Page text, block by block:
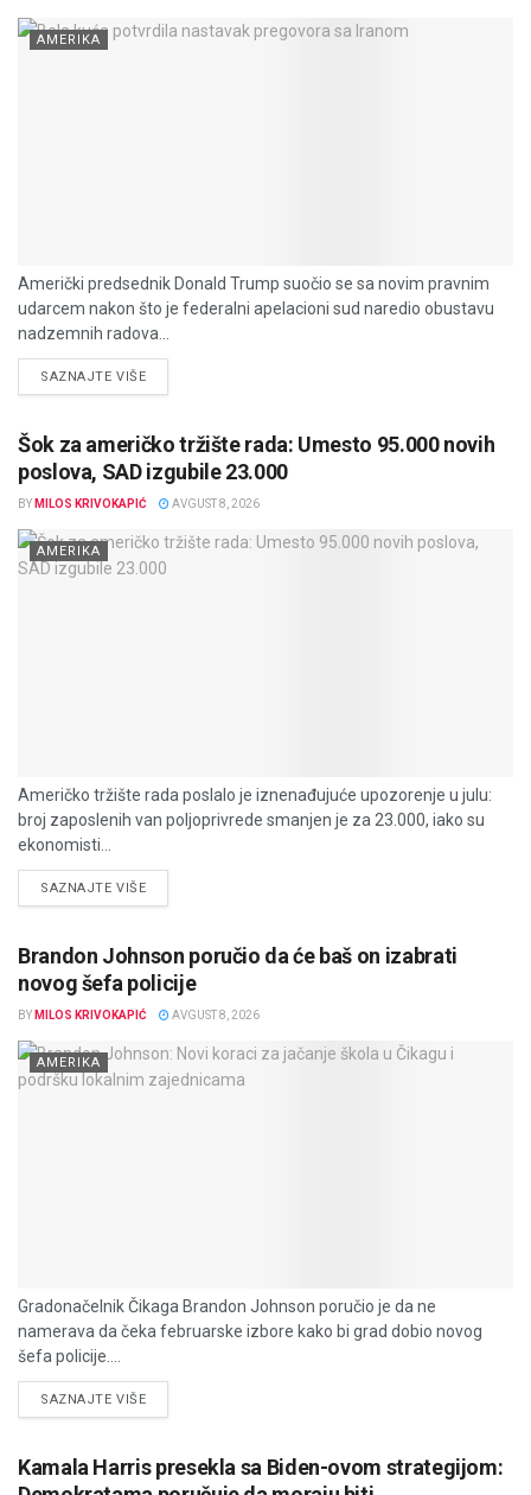
AMERIKA
Američki predsednik Donald Trump suočio se sa novim pravnim
udarcem nakon što je federalni apelacioni sud naredio obustavu
nadzemnih radova...
SAZNAJTE VIŠEDETAILS
Šok za američko tržište rada: Umesto 95.000 novih
poslova, SAD izgubile 23.000
BY MILOS KRIVOKAPIĆ AVGUST 8, 2026
AMERIKA
Američko tržište rada poslalo je iznenađujuće upozorenje u julu:
broj zaposlenih van poljoprivrede smanjen je za 23.000, iako su
ekonomisti...
SAZNAJTE VIŠEDETAILS
Brandon Johnson poručio da će baš on izabrati
novog šefa policije
BY MILOS KRIVOKAPIĆ AVGUST 8, 2026
AMERIKA
Gradonačelnik Čikaga Brandon Johnson poručio je da ne
namerava da čeka februarske izbore kako bi grad dobio novog
šefa policije....
SAZNAJTE VIŠEDETAILS
Kamala Harris presekla sa Biden-ovom strategijom: